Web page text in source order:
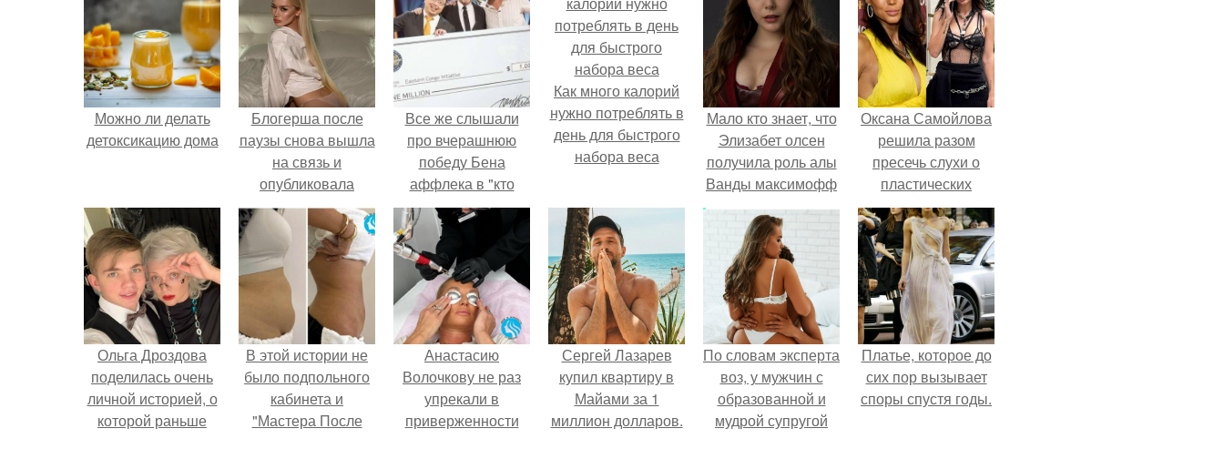
Можно ли делать
детоксикацию дома
Блогерша после
паузы снова вышла
на связь и
опубликовала
свежую серию
кадров из спальни.
Все же слышали
про вчерашнюю
победу Бена
аффлека в "кто
хочет стать
миллионером?
Как много калорий
нужно потреблять в
день для быстрого
набора веса
Мало кто знает, что
Элизабет олсен
получила роль алы
Ванды максимофф
не сразу.
Оксана Самойлова
решила разом
пресечь слухи о
пластических
операциях и
публично
прояснила
ситуацию.
Ольга Дроздова
поделилась очень
личной историей, о
которой раньше
В этой истории не
было подпольного
кабинета и
"Мастера После
Анастасию
Волочкову не раз
упрекали в
приверженности
Сергей Лазарев
купил квартиру в
Майами за 1
миллион долларов.
По словам эксперта
воз, у мужчин с
образованной и
мудрой супругой
Платье, которое до
сих пор вызывает
споры спустя годы.